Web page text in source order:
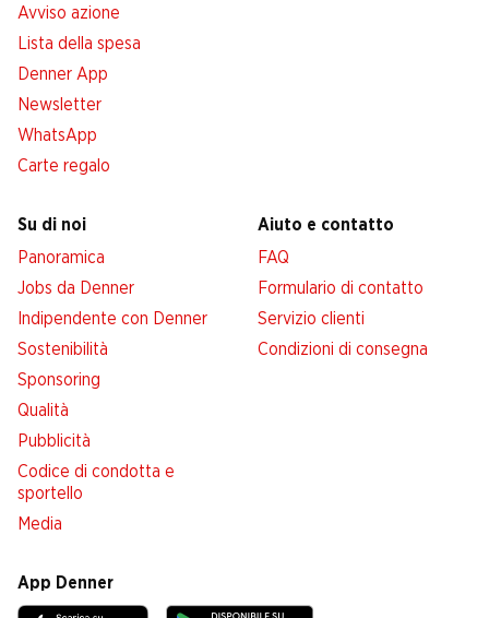
Avviso azione
Lista della spesa
Denner App
Newsletter
WhatsApp
Carte regalo
Su di noi
Panoramica
Jobs da Denner
Indipendente con Denner
Sostenibilità
Sponsoring
Qualità
Pubblicità
Codice di condotta e
sportello
Media
Aiuto e contatto
FAQ
Formulario di contatto
Servizio clienti
Condizioni di consegna
App Denner